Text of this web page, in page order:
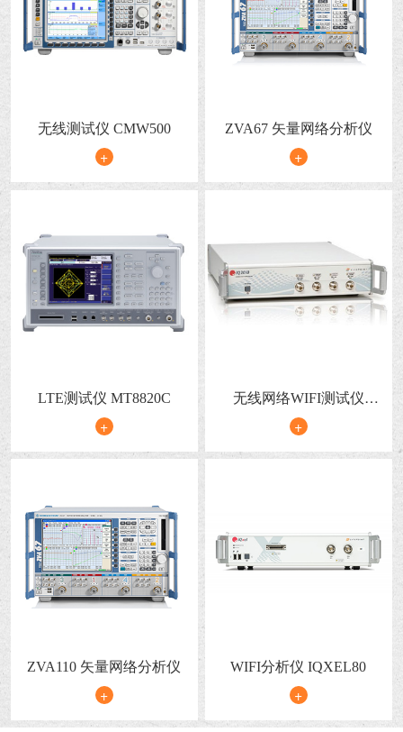
无线测试仪 CMW500
+
ZVA67 矢量网络分析仪
+
LTE测试仪 MT8820C
+
无线网络WIFI测试仪
IQ2010
+
ZVA110 矢量网络分析仪
+
WIFI分析仪 IQXEL80
+